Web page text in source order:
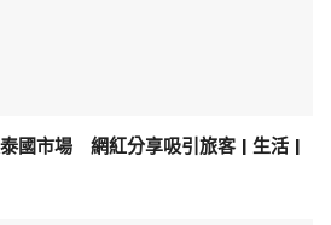
國市場 網紅分享吸引旅客 | 生活 |